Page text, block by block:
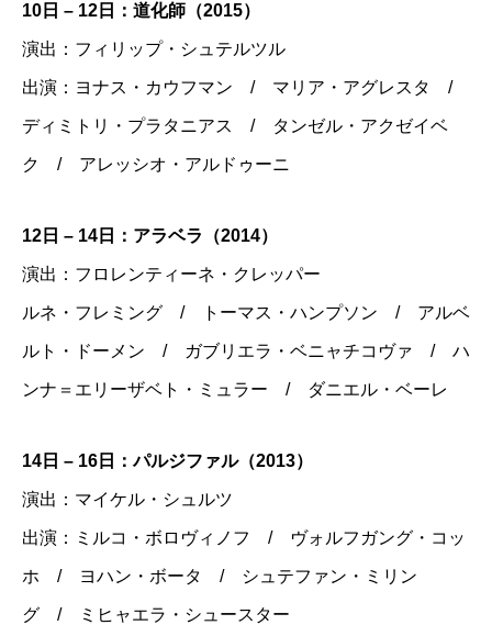
10日 – 12日：道化師（2015）
演出：フィリップ・シュテルツル
出演：ヨナス・カウフマン / マリア・アグレスタ /
ディミトリ・プラタニアス / タンゼル・アクゼイベ
ク / アレッシオ・アルドゥーニ
12日 – 14日：アラベラ（2014）
演出：フロレンティーネ・クレッパー
ルネ・フレミング / トーマス・ハンプソン / アルベ
ルト・ドーメン / ガブリエラ・ベニャチコヴァ / ハ
ンナ＝エリーザベト・ミュラー / ダニエル・ベーレ
14日 – 16日：パルジファル（2013）
演出：マイケル・シュルツ
出演：ミルコ・ボロヴィノフ / ヴォルフガング・コッ
ホ / ヨハン・ボータ / シュテファン・ミリン
グ / ミヒャエラ・シュースター